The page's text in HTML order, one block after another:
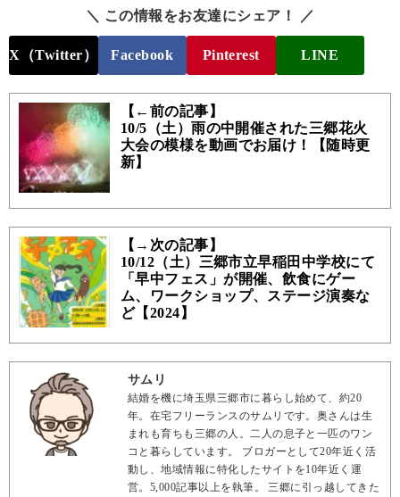
＼ この情報をお友達にシェア！ ／
X（Twitter） Facebook Pinterest LINE
【←前の記事】
10/5（土）雨の中開催された三郷花火
大会の模様を動画でお届け！【随時更
新】
【→次の記事】
10/12（土）三郷市立早稲田中学校にて
「早中フェス」が開催、飲食にゲー
ム、ワークショップ、ステージ演奏な
ど【2024】
サムリ
結婚を機に埼玉県三郷市に暮らし始めて、約20
年。在宅フリーランスのサムリです。奥さんは生
まれも育ちも三郷の人。二人の息子と一匹のワン
コと暮らしています。 ブロガーとして20年近く活
動し、地域情報に特化したサイトを10年近く運
営。5,000記事以上を執筆。 三郷に引っ越してきた